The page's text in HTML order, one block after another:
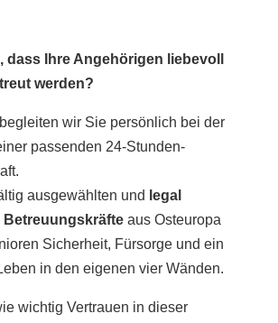
dass Ihre Angehörigen liebevoll
werden?
wir Sie persönlich bei der
passenden 24-Stunden-
ausgewählten und legal
Betreuungskräfteaus Osteuropa
Sicherheit, Fürsorge und ein
in den eigenen vier Wänden.
wichtig Vertrauen in dieser